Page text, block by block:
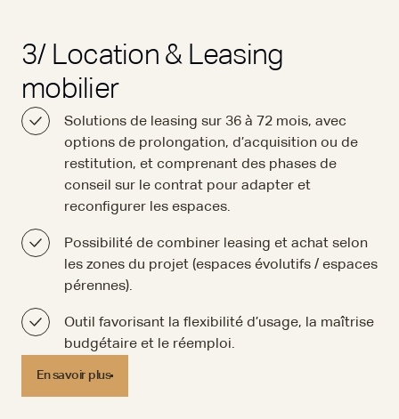
3/ Location & Leasing
mobilier
Solutions de leasing sur 36 à 72 mois, avec
options de prolongation, d’acquisition ou de
restitution, et comprenant des phases de
conseil sur le contrat pour adapter et
reconfigurer les espaces.
Possibilité de combiner leasing et achat selon
les zones du projet (espaces évolutifs / espaces
pérennes).
Outil favorisant la flexibilité d’usage, la maîtrise
budgétaire et le réemploi.
En savoir plus
En savoir plus